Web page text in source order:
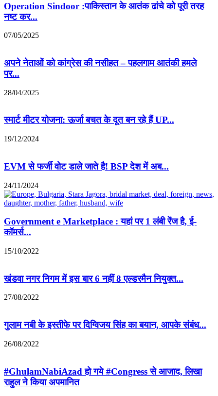
Operation Sindoor :पाकिस्तान के आतंक ढांचे को पूरी तरह
नष्ट कर...
07/05/2025
अपने नेताओं को कांग्रेस की नसीहत – पहलगाम आतंकी हमले
पर...
28/04/2025
स्मार्ट मीटर योजना: ऊर्जा बचत के दूत बन रहे हैं UP...
19/12/2024
EVM से फर्जी वोट डाले जाते है! BSP देश में अब...
24/11/2024
Government e Marketplace : यहां पर 1 लंबी रेंज है, ई-
कॉमर्स...
15/10/2022
खंडवा नगर निगम में इस बार 6 नहीं 8 एल्डरमैन नियुक्त...
27/08/2022
गुलाम नबी के इस्तीफे पर दिग्विजय सिंह का बयान, आपके संबंध...
26/08/2022
#GhulamNabiAzad हो गये #Congress से आजाद, लिखा
राहुल ने किया अपमानित